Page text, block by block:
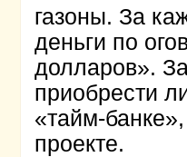
газоны. За
деньги по
долларов».
приобрести
«тайм-
проекте.